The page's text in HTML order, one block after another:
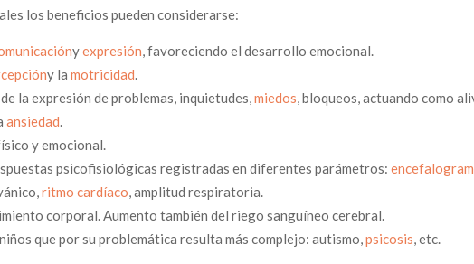
los beneficios pueden considerarse:
yexpresión, favoreciendo el desarrollo emocional.
y lamotricidad.
la expresión de problemas, inquietudes,miedos, bloqueos, actuando como
ansiedad.
y emocional.
psicofisiológicas registradas en diferentes parámetros:
ritmo cardíaco, amplitud respiratoria.
corporal. Aumento también del riego sanguíneo cerebral.
que por su problemática resulta más complejo: autismo,psicosis, etc.